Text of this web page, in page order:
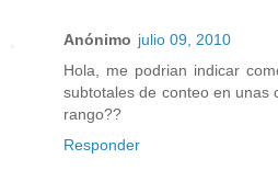
Anónimo julio 09, 2010
Hola, me podrian indicar
subtotales de conteo en unas
rango??
Responder